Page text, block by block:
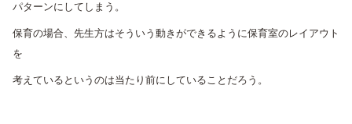
パターンにしてしまう。
保育の場合、先生方はそういう動きができるように保育室のレイアウト
を
考えているというのは当たり前にしていることだろう。